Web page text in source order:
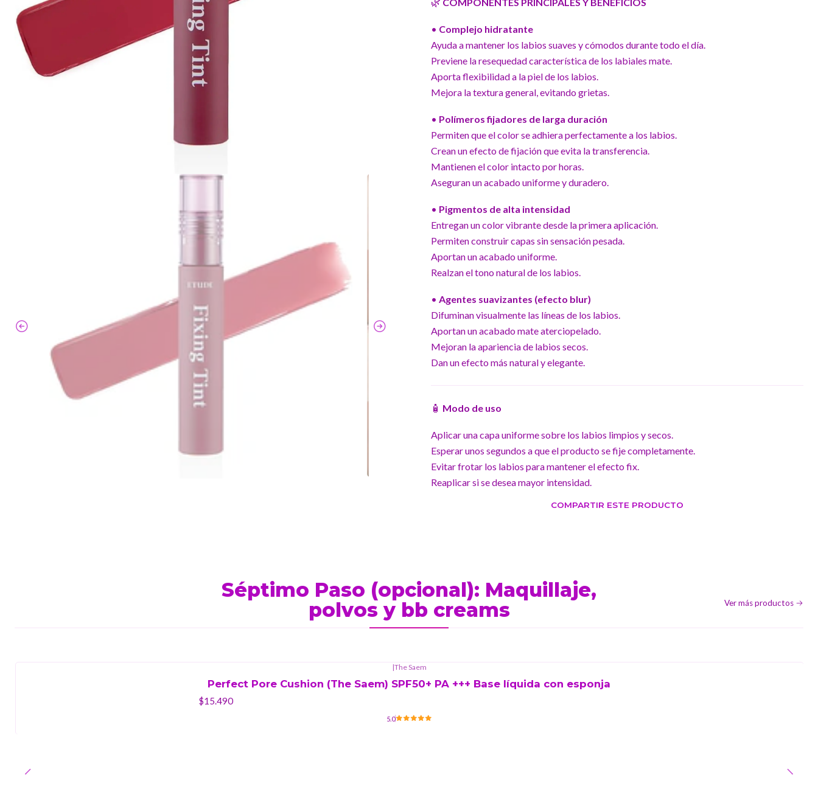
• Complejo hidratante
Ayuda a mantener los labios suaves y cómodos durante todo el día.
Previene la resequedad característica de los labiales mate.
Aporta flexibilidad a la piel de los labios.
Mejora la textura general, evitando grietas.
• Polímeros fijadores de larga duración
Permiten que el color se adhiera perfectamente a los labios.
Crean un efecto de fijación que evita la transferencia.
Mantienen el color intacto por horas.
Aseguran un acabado uniforme y duradero.
• Pigmentos de alta intensidad
Entregan un color vibrante desde la primera aplicación.
Permiten construir capas sin sensación pesada.
Aportan un acabado uniforme.
Realzan el tono natural de los labios.
• Agentes suavizantes (efecto blur)
Difuminan visualmente las líneas de los labios.
Aportan un acabado mate aterciopelado.
Mejoran la apariencia de labios secos.
Dan un efecto más natural y elegante.
🧴 Modo de uso
Aplicar una capa uniforme sobre los labios limpios y secos.
Esperar unos segundos a que el producto se fije completamente.
Evitar frotar los labios para mantener el efecto fix.
Reaplicar si se desea mayor intensidad.
COMPARTIR ESTE PRODUCTO
Séptimo Paso (opcional): Maquillaje,
polvos y bb creams
Ver más productos
|The Saem
Perfect Pore Cushion (The Saem) SPF50+ PA +++ Base líquida con esponja
$15.490
5.0